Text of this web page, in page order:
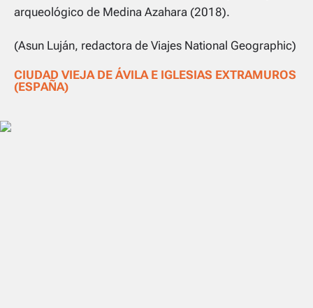
arqueológico de Medina Azahara (2018).
(Asun Luján, redactora de Viajes National Geographic)
CIUDAD VIEJA DE ÁVILA E IGLESIAS EXTRAMUROS
(ESPAÑA)